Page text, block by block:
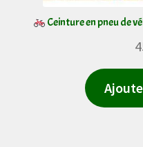
Ceinture en pneu de